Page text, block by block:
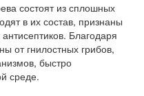
состоят из сплошных
в их состав, признаны
Благодаря
от гнилостных грибов,
быстро
среде.